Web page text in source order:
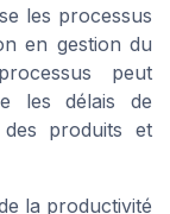
les processus
en gestion du
peut
les délais de
produits et
la productivité